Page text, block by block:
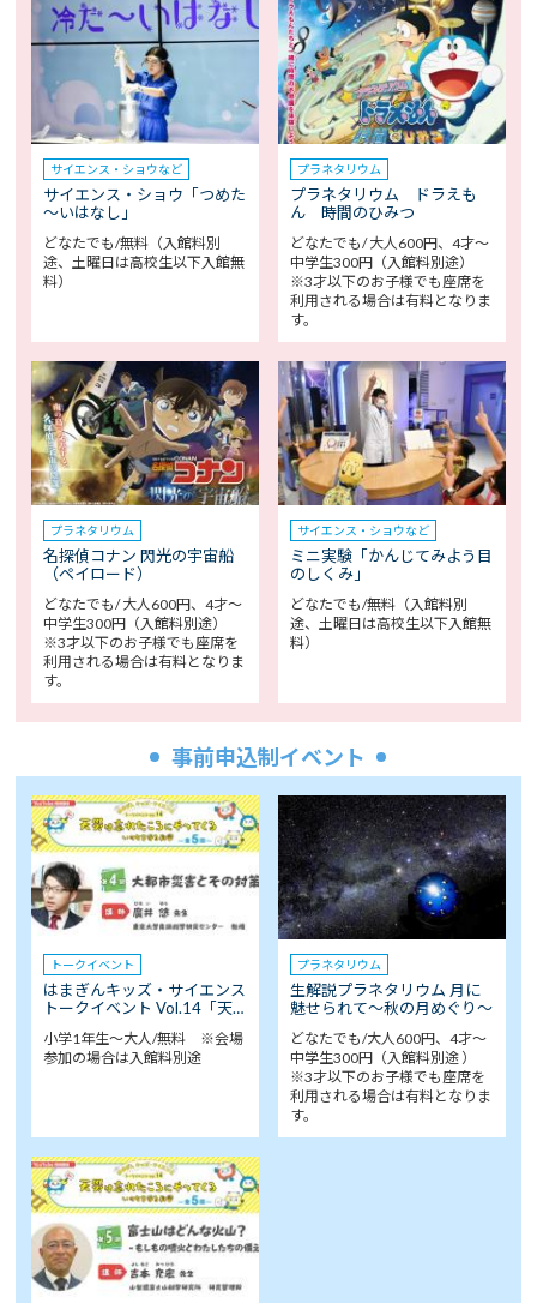
サイエンス・ショウなど
サイエンス・ショウ「つめた
～いはなし」
どなたでも/無料（入館料別
途、土曜日は高校生以下入館無
料）
プラネタリウム
プラネタリウム ドラえも
ん 時間のひみつ
どなたでも/ 大人600円、4才～
中学生300円（入館料別途）
※3才以下のお子様でも座席を
利用される場合は有料となりま
す。
プラネタリウム
名探偵コナン 閃光の宇宙船
（ペイロード）
どなたでも/ 大人600円、4才～
中学生300円（入館料別途）
※3才以下のお子様でも座席を
利用される場合は有料となりま
す。
サイエンス・ショウなど
ミニ実験「かんじてみよう目
のしくみ」
どなたでも/無料（入館料別
途、土曜日は高校生以下入館無
料）
事前申込制イベント
トークイベント
はまぎんキッズ・サイエンス
トークイベント Vol.14「天…
小学1年生～大人/無料 ※会場
参加の場合は入館料別途
プラネタリウム
生解説プラネタリウム 月に
魅せられて～秋の月めぐり～
どなたでも/大人600円、4才～
中学生300円（入館料別途 ）
※3才以下のお子様でも座席を
利用される場合は有料となりま
す。